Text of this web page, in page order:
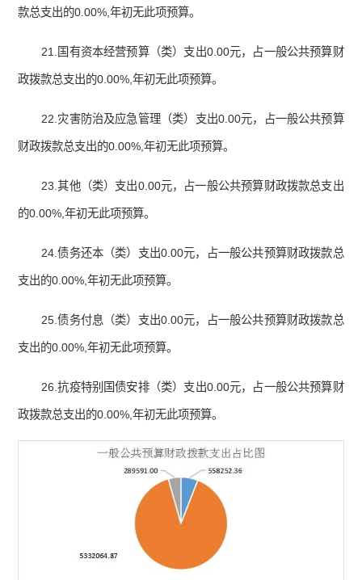
款总支出的0.00%,年初无此项预算。
21.国有资本经营预算（类）支出0.00元，占一般公共预算财
政拨款总支出的0.00%,年初无此项预算。
22.灾害防治及应急管理（类）支出0.00元，占一般公共预算
财政拨款总支出的0.00%,年初无此项预算。
23.其他（类）支出0.00元，占一般公共预算财政拨款总支出
的0.00%,年初无此项预算。
24.债务还本（类）支出0.00元，占一般公共预算财政拨款总
支出的0.00%,年初无此项预算。
25.债务付息（类）支出0.00元，占一般公共预算财政拨款总
支出的0.00%,年初无此项预算。
26.抗疫特别国债安排（类）支出0.00元，占一般公共预算财
政拨款总支出的0.00%,年初无此项预算。